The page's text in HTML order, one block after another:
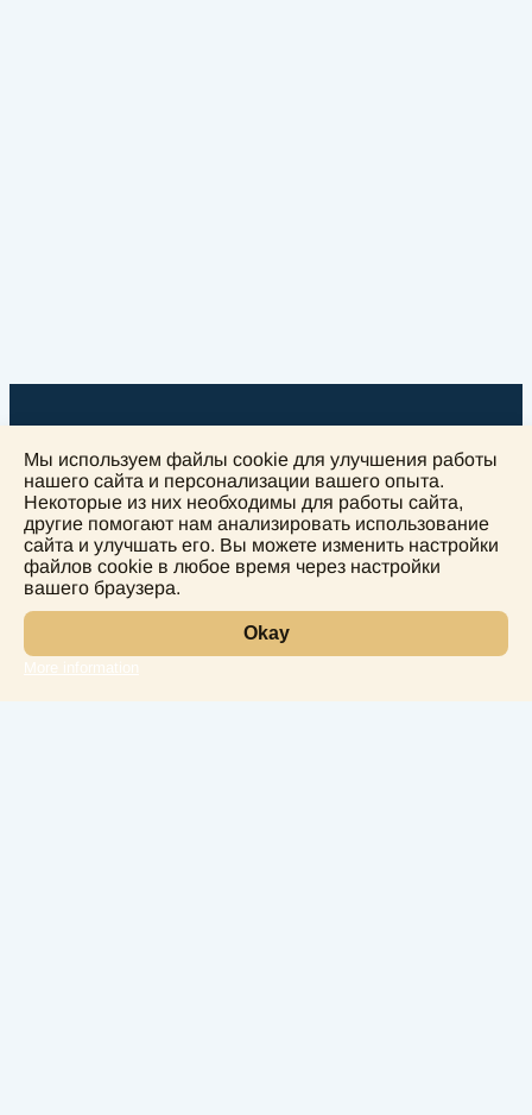
+
−
Мы используем файлы cookie для улучшения работы
нашего сайта и персонализации вашего опыта.
Некоторые из них необходимы для работы сайта,
другие помогают нам анализировать использование
сайта и улучшать его. Вы можете изменить настройки
файлов cookie в любое время через настройки
вашего браузера.
Okay
More information